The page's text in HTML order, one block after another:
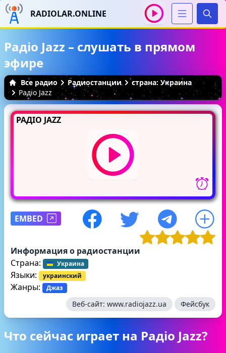
RADIOLAR.ONLINE
Радіо Jazz – слушать в прямом
эфире
Все радио Радиостанции
страна: Украина
Радіо Jazz
РАДІО JAZZ
EMBED
Информация о радиостанции
Страна:
Украина
Языки: украинский
Жанры: Джаз
Веб-сайт: www.radiojazz.ua Фейсбук
Что сейчас играет на Радіо Jazz?